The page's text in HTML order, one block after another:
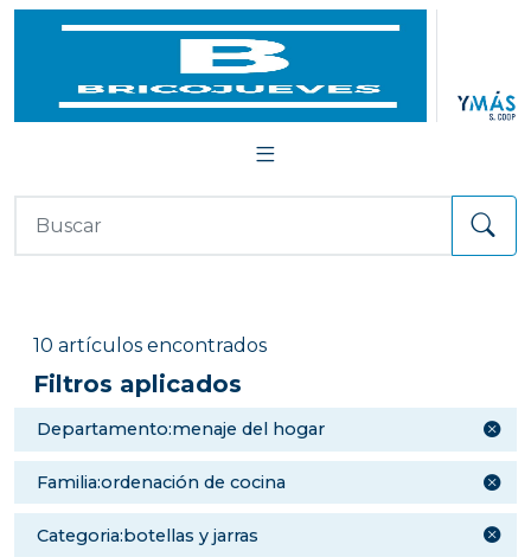
10 artículos encontrados
Filtros aplicados
departamento:menaje del hogar
familia:ordenación de cocina
categoria:botellas y jarras